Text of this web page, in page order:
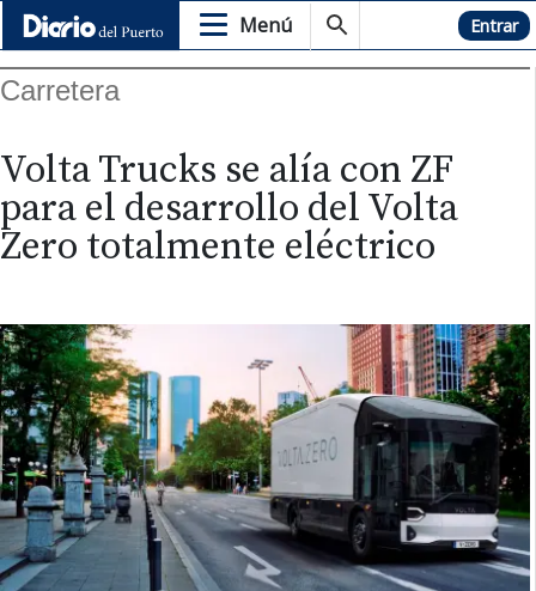
Menú Hemeroteca Entrar
Carretera
Volta Trucks se alía con ZF
para el desarrollo del Volta
Zero totalmente eléctrico